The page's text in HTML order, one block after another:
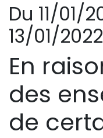
Du 11/01/
13/01/2022
En
des
de